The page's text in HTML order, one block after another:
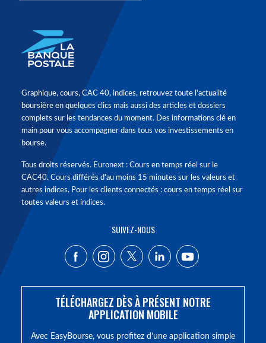
Graphique, cours, CAC 40, indices, retrouvez toute l'actualité
boursière en quelques clics mais aussi des articles et dossiers
complets sur les tendances du moment. Des informations clé en
main pour vous accompagner dans tous vos investissements en
bourse.
Tous droits réservés. Euronext : Cours en temps réel sur le
CAC40. Cours différés d'au moins 15 minutes sur les valeurs et
autres indices. Pour les clients connectés : cours en temps réel sur
toutes valeurs et indices.
SUIVEZ-NOUS
TÉLÉCHARGEZ DÈS À PRÉSENT NOTRE
APPLICATION MOBILE
Avec EasyBourse, vous profitez d’une application simple